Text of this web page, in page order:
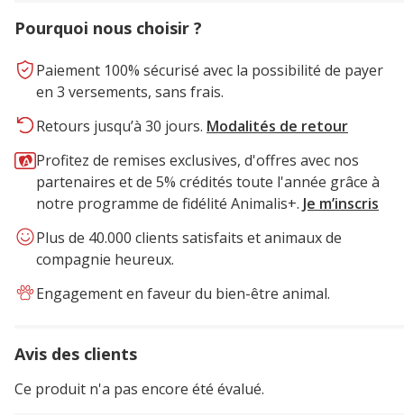
Pourquoi nous choisir ?
Paiement 100% sécurisé avec la possibilité de payer
en 3 versements, sans frais.
Retours jusqu’à 30 jours. Modalités de retour
Profitez de remises exclusives, d'offres avec nos
partenaires et de 5% crédités toute l'année grâce à
notre programme de fidélité Animalis+. Je m’inscris
Plus de 40.000 clients satisfaits et animaux de
compagnie heureux.
Engagement en faveur du bien-être animal.
Avis des clients
Ce produit n'a pas encore été évalué.